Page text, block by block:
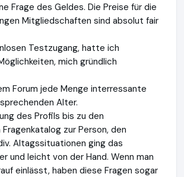
Frage des Geldes. Die Preise für die
Mitgliedschaften sind absolut fair
Testzugang, hatte ich
mich gründlich
Forum jede Menge interressante
Alter.
des Profils bis zu den
zur Person, den
Altagssituationen ging das
und leicht von der Hand. Wenn man
einlässt, haben diese Fragen sogar